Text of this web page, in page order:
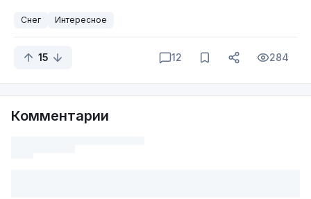
Снег Интересное
15 12 284
Комментарии